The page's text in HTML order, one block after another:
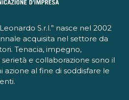
S.r.l.” nasce nel 2002
acquisita nel settore da
Tenacia, impegno,
e collaborazione sono il
azione al fine di soddisfare le